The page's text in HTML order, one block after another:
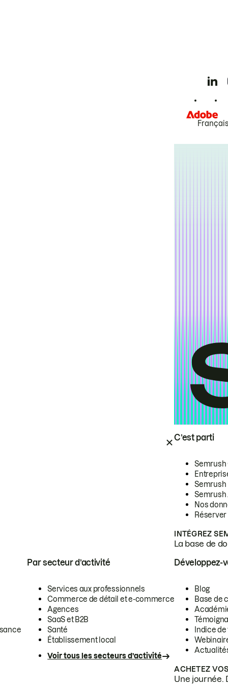
C’est parti
Semrush
Semrush
Semrush
Nos
INTÉGREZ
La base de
Par secteur d’activité
Services aux professionnels
Commerce de détail et e-commerce
Agences
SaaS et B2B
Santé
Établissement local
Voir tous les secteurs d’activité
Développez-
Blog
Base de
Indice
ACHETEZ
Une journée.